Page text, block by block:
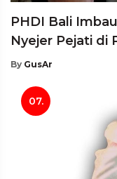
PHDI Bali
Nyejer Pejati di
By GusAr
07.